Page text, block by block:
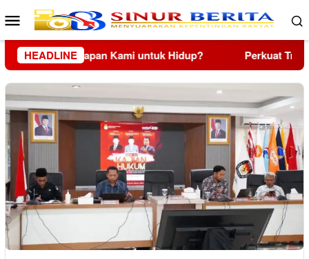
Loncat
ke
konten
Menu
Mobile
HEADLINE
Transformasi Layanan, PLN UID Riau dan Kepri Raih